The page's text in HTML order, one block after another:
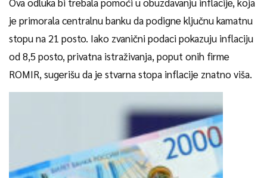
je primorala centralnu banku da podigne ključnu kamatnu
stopu na 21 posto. Iako zvanični podaci pokazuju inflaciju
od 8,5 posto, privatna istraživanja, poput onih firme
ROMIR, sugerišu da je stvarna stopa inflacije znatno viša.